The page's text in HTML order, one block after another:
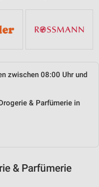
zwischen 08:00 Uhr und
& Parfümerie in
& Parfümerie